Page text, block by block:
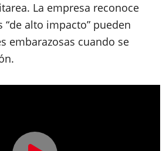
La empresa reconoce
“de alto impacto” pueden
embarazosas cuando se